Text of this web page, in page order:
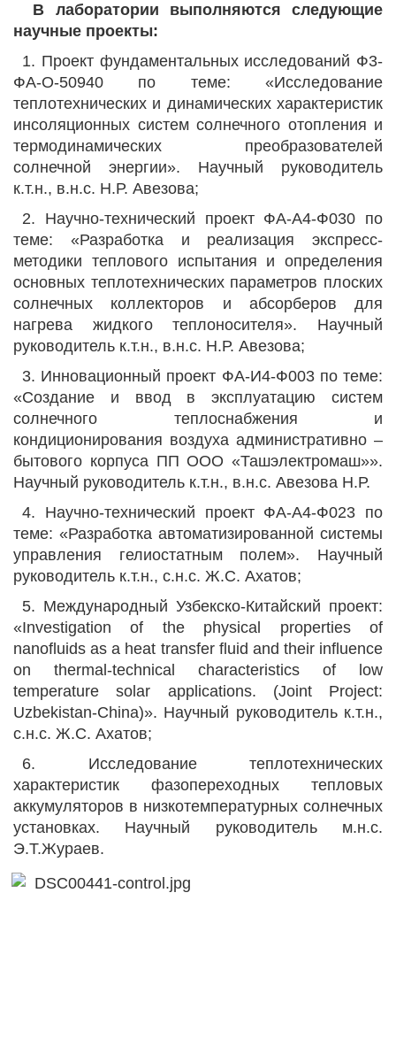
В лаборатории выполняются следующие
научные проекты:
1. Проект фундаментальных исследований Ф3-
ФА-О-50940 по теме: «Исследование
теплотехнических и динамических характеристик
инсоляционных систем солнечного отопления и
термодинамических преобразователей
солнечной энергии». Научный руководитель
к.т.н., в.н.с. Н.Р. Авезова;
2. Научно-технический проект ФА-А4-Ф030 по
теме: «Разработка и реализация экспресс-
методики теплового испытания и определения
основных теплотехнических параметров плоских
солнечных коллекторов и абсорберов для
нагрева жидкого теплоносителя». Научный
руководитель к.т.н., в.н.с. Н.Р. Авезова;
3. Инновационный проект ФА-И4-Ф003 по теме:
«Создание и ввод в эксплуатацию систем
солнечного теплоснабжения и
кондиционирования воздуха административно –
бытового корпуса ПП ООО «Ташэлектромаш»».
Научный руководитель к.т.н., в.н.с. Авезова Н.Р.
4. Научно-технический проект ФА-А4-Ф023 по
теме: «Разработка автоматизированной системы
управления гелиостатным полем». Научный
руководитель к.т.н., с.н.с. Ж.С. Ахатов;
5. Международный Узбекско-Китайский проект:
«Investigation of the physical properties of
nanofluids as a heat transfer fluid and their influence
on thermal-technical characteristics of low
temperature solar applications. (Joint Project:
Uzbekistan-China)». Научный руководитель к.т.н.,
с.н.с. Ж.С. Ахатов;
6. Исследование теплотехнических
характеристик фазопереходных тепловых
аккумуляторов в низкотемпературных солнечных
установках. Научный руководитель м.н.с.
Э.Т.Жураев.